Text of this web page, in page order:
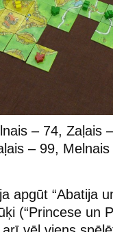
– 74, Zaļais
– 99,
apgūt “Abatija
(“Princese un